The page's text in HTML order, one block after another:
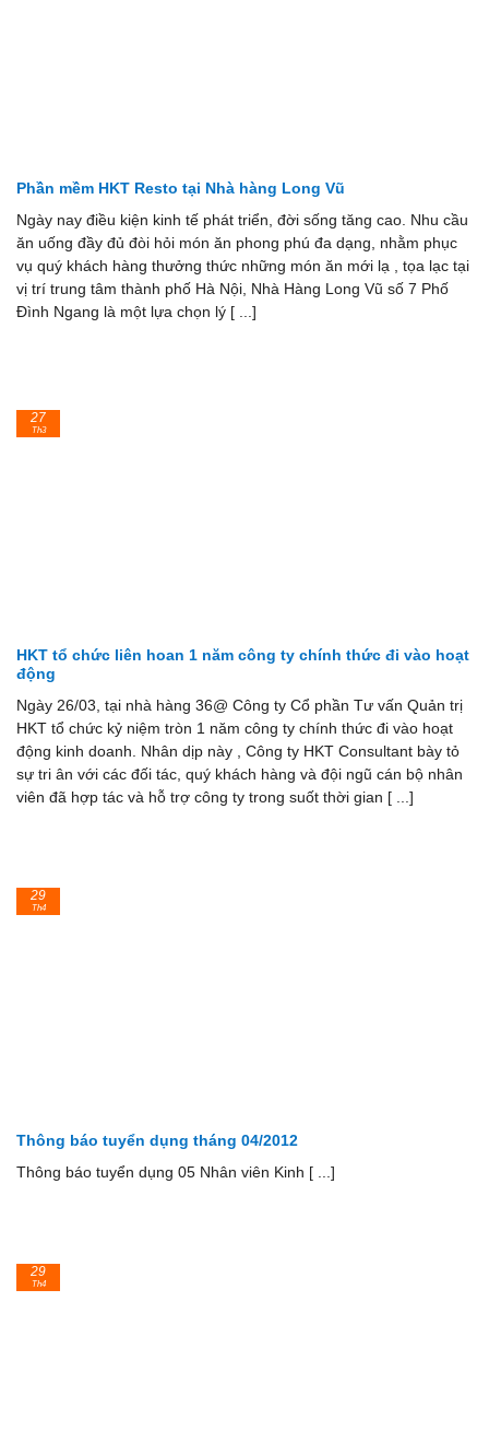
Phần mềm HKT Resto tại Nhà hàng Long Vũ
Ngày nay điều kiện kinh tế phát triển, đời sống tăng cao. Nhu cầu
ăn uống đầy đủ đòi hỏi món ăn phong phú đa dạng, nhằm phục
vụ quý khách hàng thưởng thức những món ăn mới lạ , tọa lạc tại
vị trí trung tâm thành phố Hà Nội, Nhà Hàng Long Vũ số 7 Phố
Đình Ngang là một lựa chọn lý [ ...]
HKT tổ chức liên hoan 1 năm công ty chính thức đi vào hoạt
động
Ngày 26/03, tại nhà hàng 36@ Công ty Cổ phần Tư vấn Quản trị
HKT tổ chức kỷ niệm tròn 1 năm công ty chính thức đi vào hoạt
động kinh doanh. Nhân dịp này , Công ty HKT Consultant bày tỏ
sự tri ân với các đối tác, quý khách hàng và đội ngũ cán bộ nhân
viên đã hợp tác và hỗ trợ công ty trong suốt thời gian [ ...]
27
Th3
Thông báo tuyển dụng tháng 04/2012
Thông báo tuyển dụng 05 Nhân viên Kinh [ ...]
29
Th4
29
Th4